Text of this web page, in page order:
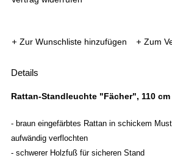
Zur Wunschliste hinzufügen Zum
Details
Rattan-Standleuchte "Fächer", 110 cm
- braun eingefärbtes Rattan in schickem
aufwändig verflochten
- schwerer Holzfuß für sicheren Stand